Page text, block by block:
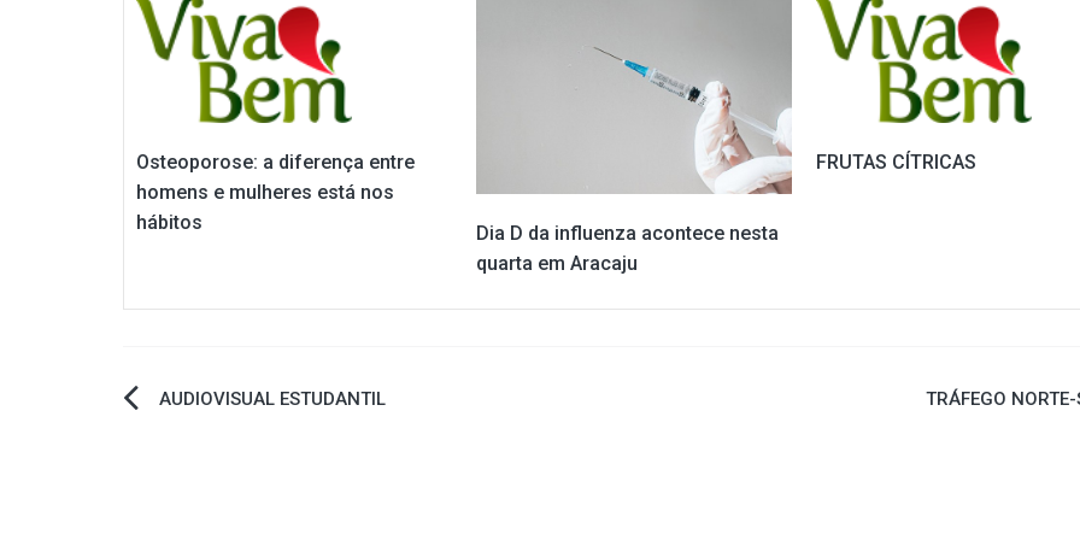
Osteoporose: a diferença entre
homens e mulheres está nos
hábitos
Dia D da influenza acontece nesta
quarta em Aracaju
FRUTAS CÍTRICAS
Navegação
AUDIOVISUAL ESTUDANTIL TRÁFEGO NORTE-